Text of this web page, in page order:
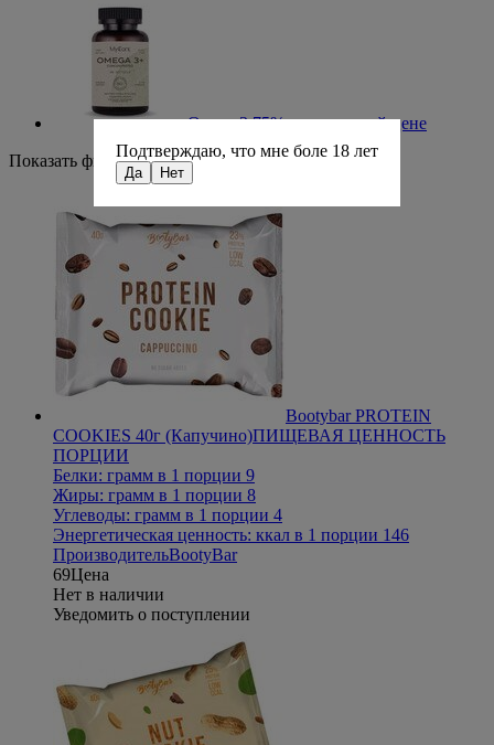
Омега 3 75% по выгодной цене
Показать фильтрыСкрыть фильтры
Bootybar PROTEIN
COOKIES 40г (Капучино)ПИЩЕВАЯ ЦЕННОСТЬ
ПОРЦИИ
Белки: грамм в 1 порции 9
Жиры: грамм в 1 порции 8
Углеводы: грамм в 1 порции 4
Энергетическая ценность: ккал в 1 порции 146
ПроизводительBootyBar
69Цена
Нет в наличии
Уведомить о поступлении
Подтверждаю, что мне боле 18 лет
Да Нет